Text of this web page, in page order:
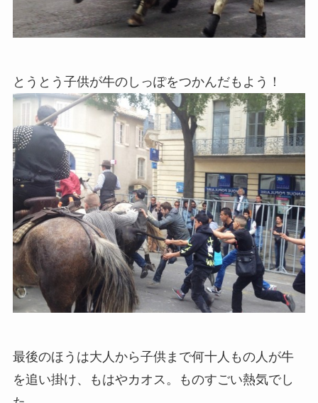
とうとう子供が牛のしっぽをつかんだもよう！
最後のほうは大人から子供まで何十人もの人が牛
を追い掛け、もはやカオス。ものすごい熱気でし